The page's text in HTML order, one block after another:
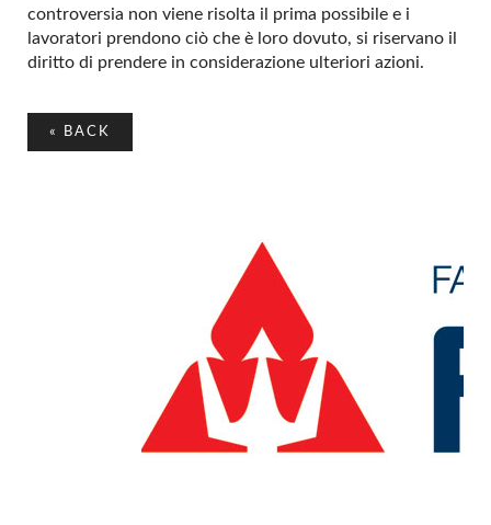
controversia non viene risolta il prima possibile e i
lavoratori prendono ciò che è loro dovuto, si riservano il
diritto di prendere in considerazione ulteriori azioni.
« BACK